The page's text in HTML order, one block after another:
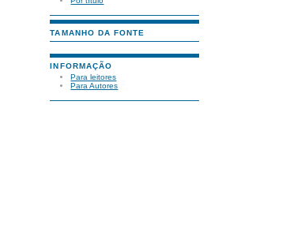
TAMANHO DA FONTE
INFORMAÇÃO
Para leitores
Para Autores